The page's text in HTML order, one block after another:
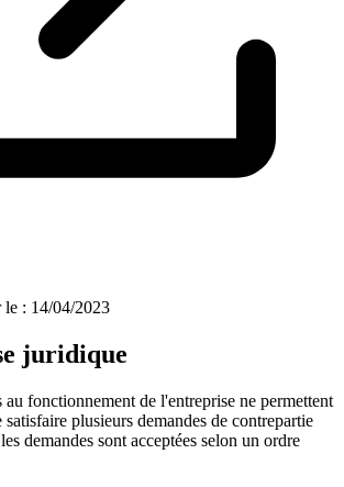
le : 14/04/2023
juridique
au fonctionnement de l'entreprise ne permettent
plusieurs demandes de contrepartie
demandes sont acceptées selon un ordre